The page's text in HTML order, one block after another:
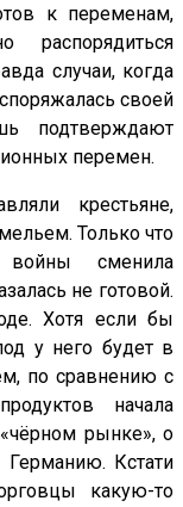
к переменам,
распорядиться
случаи, когда
своей
подтверждают
перемен.
крестьяне,
Только что
войны сменила
не готовой.
Хотя если бы
у него будет в
по сравнению с
начала
рынке», о
Германию. Кстати
какую-то